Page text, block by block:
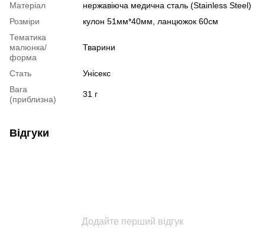
Матеріал
нержавіюча медична сталь (Stainless Steel)
Розміри
кулон 51мм*40мм, ланцюжок 60см
Тематика
малюнка/
форма
Тварини
Стать
Унісекс
Вага
(приблизна)
31 г
Відгуки
Додайте перший відгук